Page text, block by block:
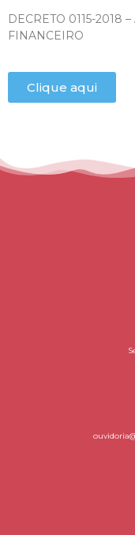
DECRETO 0115-2018
FINANCEIRO
Clique aqui